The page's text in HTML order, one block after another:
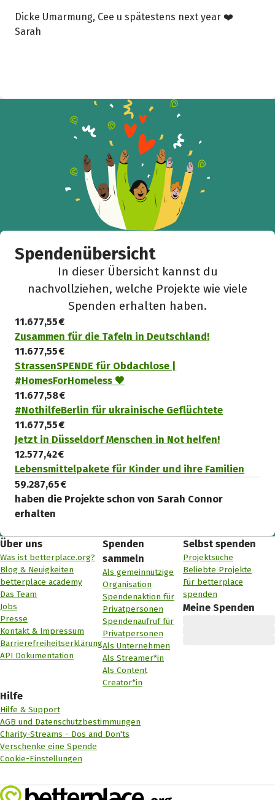
Dicke Umarmung, Cee u spätestens next year ❤️
Sarah
Spendenübersicht
In dieser Übersicht kannst du
nachvollziehen, welche Projekte wie viele
Spenden erhalten haben.
11.677,55 €
Zusammen für die Tafeln in Deutschland!
11.677,55 €
StrassenSPENDE für Obdachlose |
#HomesForHomeless 🖤
11.677,58 €
#NothilfeBerlin für ukrainische Geflüchtete
11.677,55 €
Jetzt in Düsseldorf Menschen in Not helfen!
12.577,42 €
Lebensmittelpakete für Kinder und ihre Familien
59.287,65 €
haben die Projekte schon von Sarah Connor
erhalten
Über uns
Was ist betterplace.org?
Blog & Neuigkeiten
betterplace academy
Das Team
Jobs
Presse
Kontakt & Impressum
Barrierefreiheitserklärung
API Dokumentation
Spenden
sammeln
Als gemeinnützige
Organisation
Spendenaktion für
Privatpersonen
Spendenaufruf für
Privatpersonen
Als Unternehmen
Als Streamer*in
Als Content
Creator*in
Selbst spenden
Projektsuche
Beliebte Projekte
Für betterplace
spenden
Meine Spenden
Hilfe
Hilfe & Support
AGB und Datenschutzbestimmungen
Charity-Streams - Dos and Don'ts
Verschenke eine Spende
Cookie-Einstellungen